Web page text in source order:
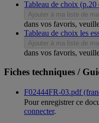
Tableau de choix
Ajouter à ma liste de
dans vos favoris,
Tableau de choix les
Ajouter à ma liste de
dans vos favoris,
Fiches techniques /
F02444FR-03.pdf
Pour enregistrer ce
connecter.